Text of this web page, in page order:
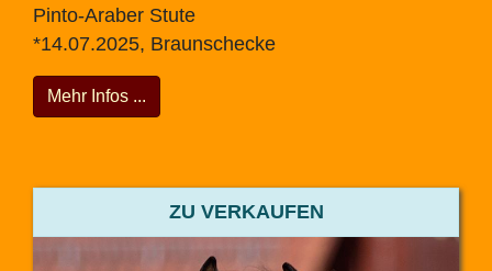
Pinto-Araber Stute
*14.07.2025, Braunschecke
Mehr Infos ...
ZU VERKAUFEN